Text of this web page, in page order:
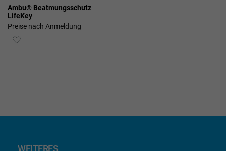
Ambu® Beatmungsschutz
LifeKey
Preise nach Anmeldung
ZUR